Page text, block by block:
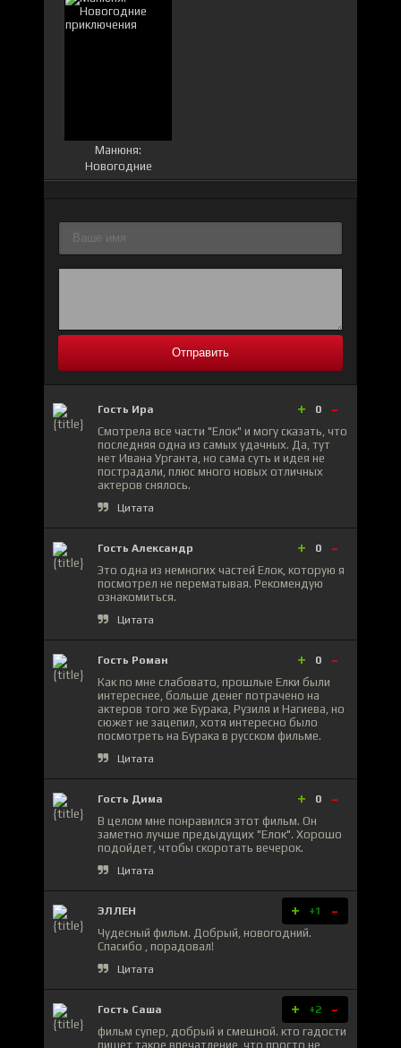
Манюня:
Новогодние
приключения
Отправить
Гость Ира + 0 -
Смотрела все части "Елок" и могу сказать, что
последняя одна из самых удачных. Да, тут
нет Ивана Урганта, но сама суть и идея не
пострадали, плюс много новых отличных
актеров снялось.
Цитата
Гость Александр + 0 -
Это одна из немногих частей Елок, которую я
посмотрел не перематывая. Рекомендую
ознакомиться.
Цитата
Гость Роман + 0 -
Как по мне слабовато, прошлые Елки были
интереснее, больше денег потрачено на
актеров того же Бурака, Рузиля и Нагиева, но
сюжет не зацепил, хотя интересно было
посмотреть на Бурака в русском фильме.
Цитата
Гость Дима + 0 -
В целом мне понравился этот фильм. Он
заметно лучше предыдущих "Елок". Хорошо
подойдет, чтобы скоротать вечерок.
Цитата
ЭЛЛЕН + +1 -
Чудесный фильм. Добрый, новогодний.
Спасибо , порадовал!
Цитата
Гость Саша + +2 -
фильм супер, добрый и смешной. кто гадости
пишет такое впечатление, что просто не